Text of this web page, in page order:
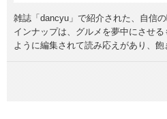
雑誌「dancyu」で紹介された、自信
インナップは、グルメを夢中にさせ
ように編集されて読み応えがあり、